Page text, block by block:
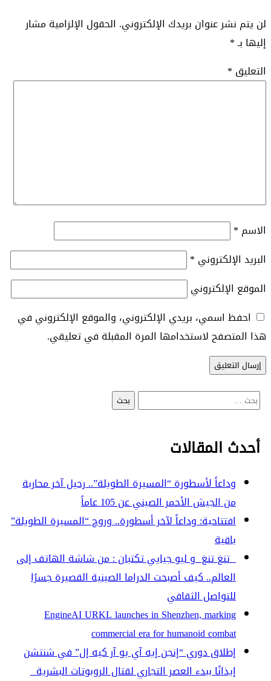
لن يتم نشر عنوان بريدك الإلكتروني. الحقول الإلزامية مشار
إليها بـ*
التعليق *
الاسم *
البريد الإلكتروني *
الموقع الإلكتروني
احفظ اسمي، بريدي الإلكتروني، والموقع الإلكتروني في
هذا المتصفح لاستخدامها المرة المقبلة في تعليقي.
البحث
أحدث المقالات
وداعاً لأسطورة “المسيرة الطويلة”.. رحيل آخر محاربة
من الجيش الأحمر الصيني عن 105 عاماً
افتتاحية: وداعاً لآخر أسطورة.. وروح “المسيرة الطويلة”
باقية
تنغ تنغ و ليو جيايي تكتبان : من شاشة الهاتف إلى
العالم.. كيف أصبحت الدراما الصينية القصيرة جسرًا
للتواصل الثقافي
EngineAI URKL launches in Shenzhen, marking
commercial era for humanoid combat
إطلاق دوري “إنجن إيه آي يو آر كيه إل” في شنتشن
إيذانًا ببدء العصر التجاري لقتال الروبوتات البشرية